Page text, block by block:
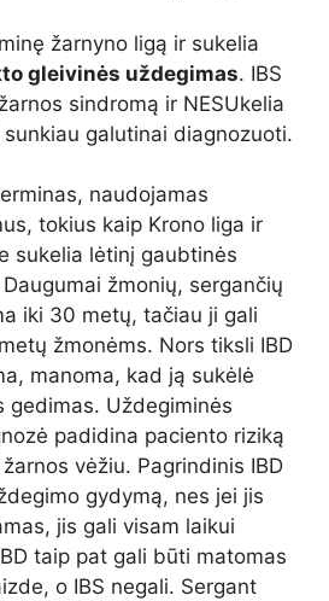
žarnyno ligą ir sukelia
gleivinės uždegimas. IBS
sindromą ir NESUkelia
galutinai diagnozuoti.
naudojamas
tokius kaip Krono liga ir
sukelia lėtinį gaubtinės
žmonių, sergančių
iki 30 metų, tačiau ji gali
žmonėms. Nors tiksli IBD
manoma, kad ją sukėlė
gedimas. Uždegiminės
padidina paciento riziką
vėžiu. Pagrindinis IBD
gydymą, nes jei jis
jis gali visam laikui
taip pat gali būti matomas
o IBS negali. Sergant